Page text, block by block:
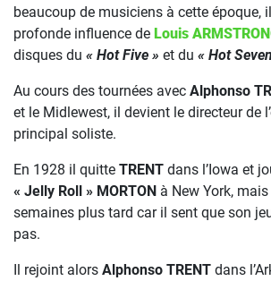
beaucoup de musiciens à cette époque,
profonde influence de Louis
disques du « Hot Five » et du « Hot
Au cours des tournées avec Alphonso
et le Midlewest, il devient le directeur de
principal soliste.
En 1928 il quitte TRENT dans l’Iowa et
« Jelly Roll » MORTON à New York,
semaines plus tard car il sent que son
pas.
Il rejoint alors Alphonso TRENT dans